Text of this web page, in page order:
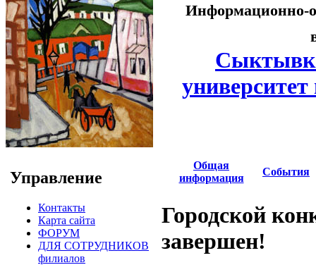
Управление
Контакты
Карта сайта
ФОРУМ
ДЛЯ СОТРУДНИКОВ
филиалов
Информационно-
Общая
информация
События
Городской
завершен!